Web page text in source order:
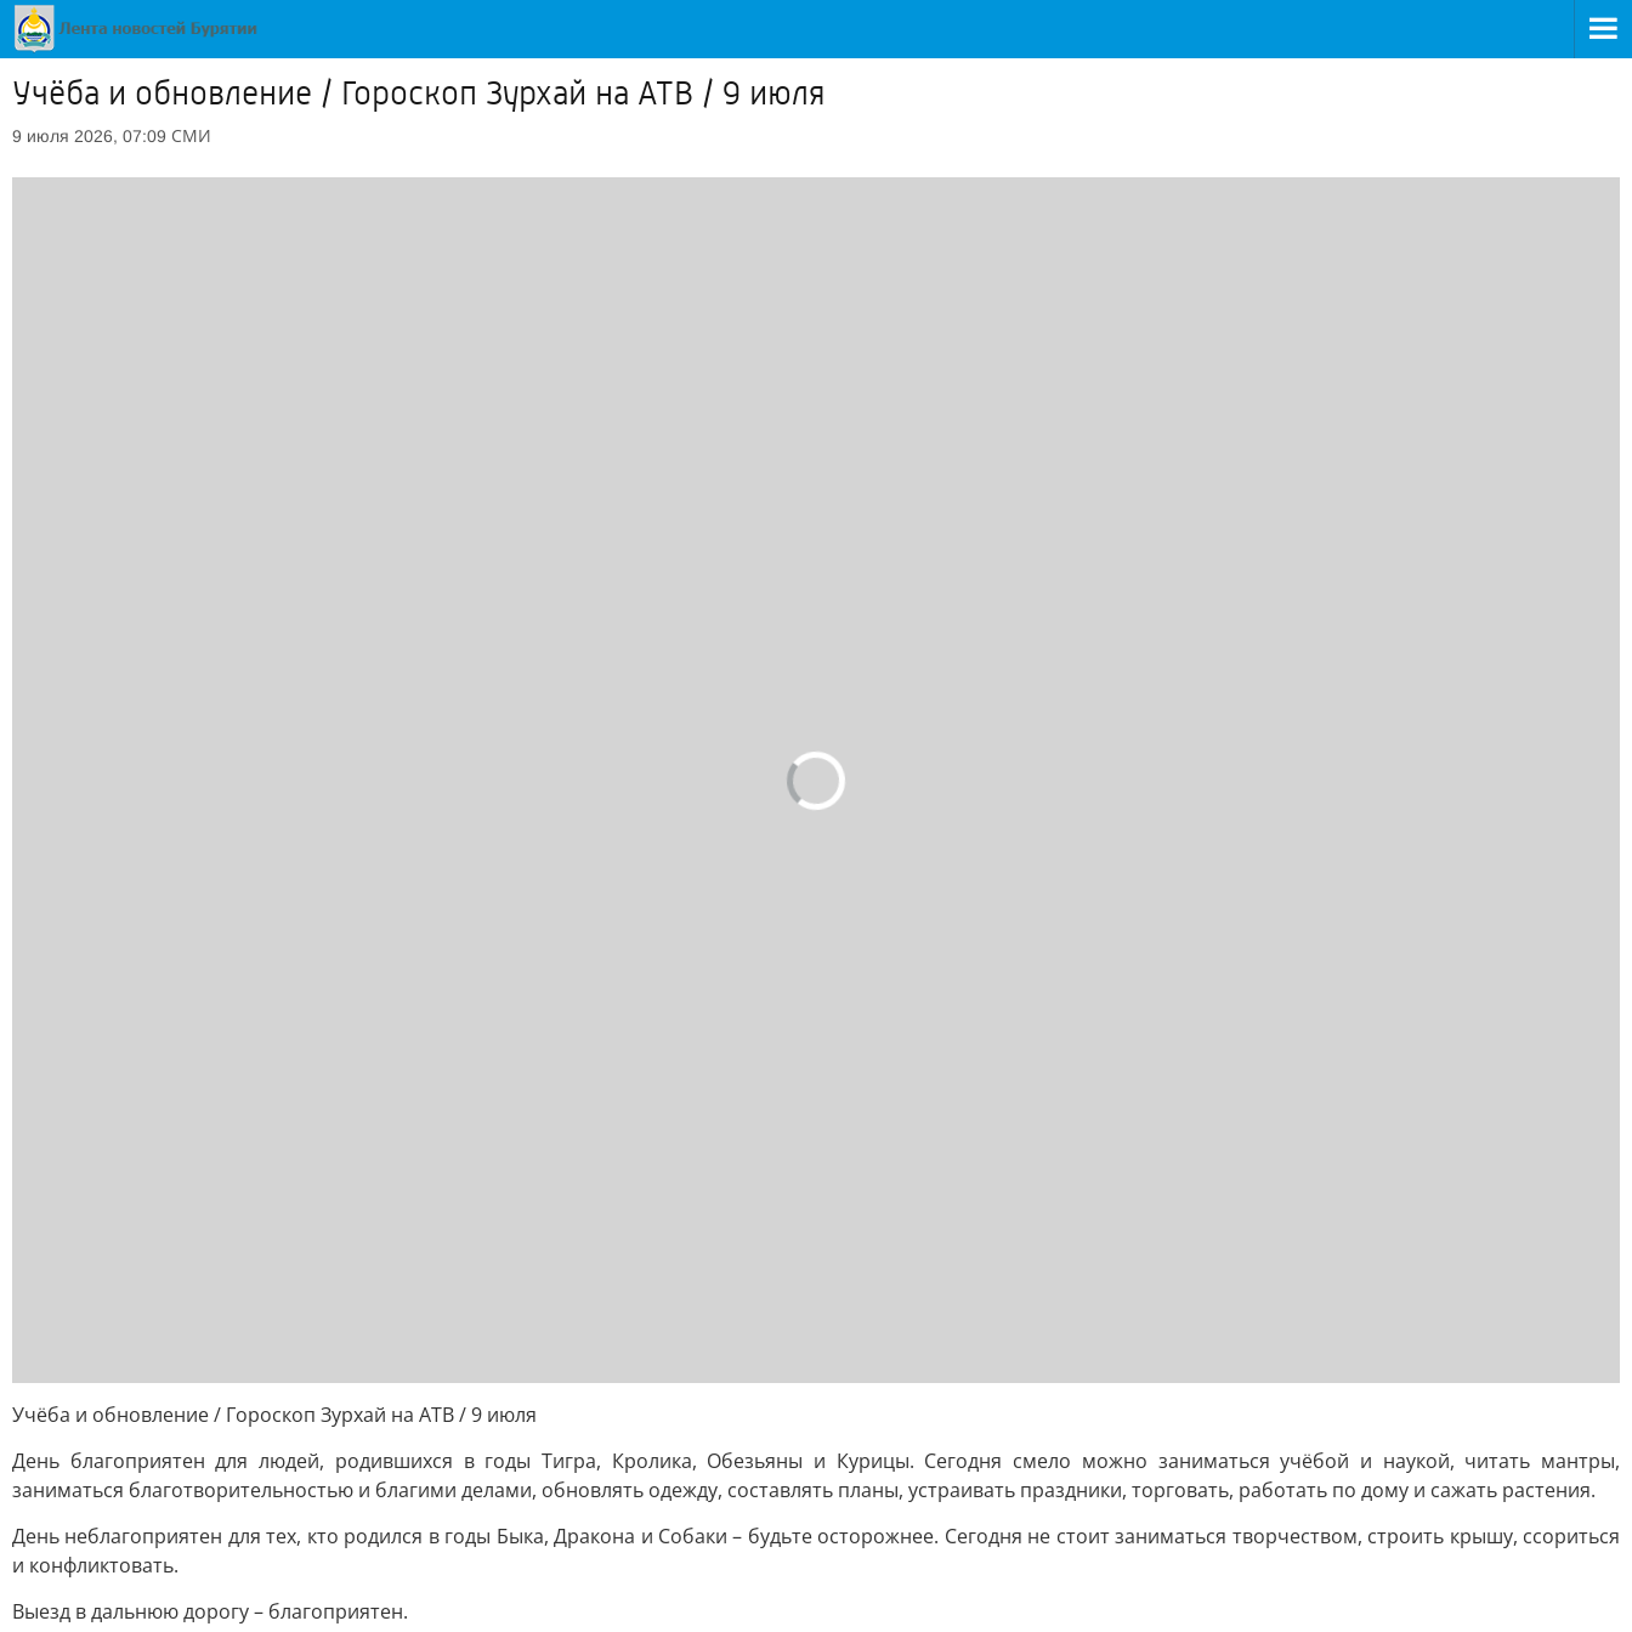
Учёба и обновление / Гороскоп Зурхай на АТВ / 9 июля
9 июля 2026, 07:09 СМИ
Учёба и обновление / Гороскоп Зурхай на АТВ / 9 июля
День благоприятен для людей, родившихся в годы Тигра, Кролика, Обезьяны и Курицы. Сегодня смело можно заниматься учёбой и наукой, читать мантры,
заниматься благотворительностью и благими делами, обновлять одежду, составлять планы, устраивать праздники, торговать, работать по дому и сажать растения.
День неблагоприятен для тех, кто родился в годы Быка, Дракона и Собаки – будьте осторожнее. Сегодня не стоит заниматься творчеством, строить крышу, ссориться
и конфликтовать.
Выезд в дальнюю дорогу – благоприятен.